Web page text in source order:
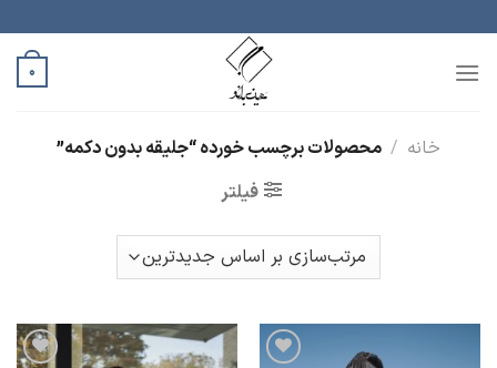
به
محتوا
0
خانه / محصولات برچسب خورده “جلیقه بدون دکمه”
فیلتر